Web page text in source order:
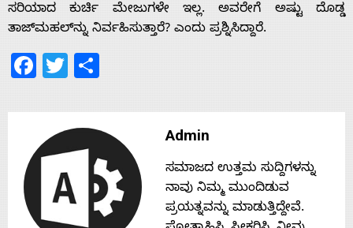
About
Us
Advertise
With
ಸರಿಯಾದ ಕುರ್ಚಿ ಮೇಜುಗಳೇ ಇಲ್ಲ. ಅವರೇಗೆ ಅಷ್ಟು ದೊಡ್ಡ
ತಾಜ್‌ಮಹಲ್‌ನ್ನು ನಿರ್ವಹಿಸುತ್ತಾರೆ? ಎಂದು ಪ್ರಶ್ನಿಸಿದ್ದಾರೆ.
Facebook
Twitter
Admin
ಸಮಾಜದ ಉತ್ತಮ ಸುದ್ದಿಗಳನ್ನು
ನಾವು ನಿಮ್ಮ ಮುಂದಿಡುವ
ಪ್ರಯತ್ನವನ್ನು ಮಾಡುತ್ತಿದ್ದೇವೆ.